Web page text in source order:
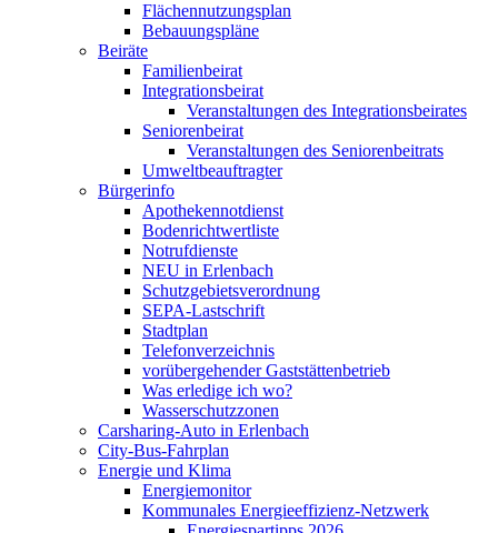
Flächennutzungsplan
Bebauungspläne
Beiräte
Familienbeirat
Integrationsbeirat
Veranstaltungen des Integrationsbeirates
Seniorenbeirat
Veranstaltungen des Seniorenbeitrats
Umweltbeauftragter
Bürgerinfo
Apothekennotdienst
Bodenrichtwertliste
Notrufdienste
NEU in Erlenbach
Schutzgebietsverordnung
SEPA-Lastschrift
Stadtplan
Telefonverzeichnis
vorübergehender Gaststättenbetrieb
Was erledige ich wo?
Wasserschutzzonen
Carsharing-Auto in Erlenbach
City-Bus-Fahrplan
Energie und Klima
Energiemonitor
Kommunales Energieeffizienz-Netzwerk